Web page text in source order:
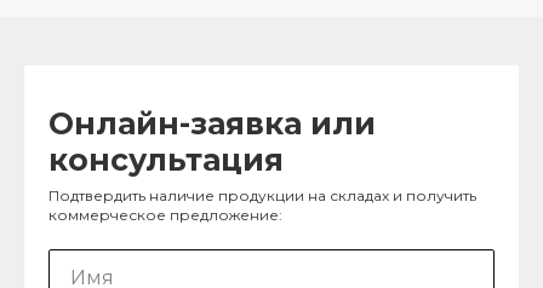
Онлайн-заявка или
консультация
Подтвердить наличие продукции на складах и получить
коммерческое предложение: